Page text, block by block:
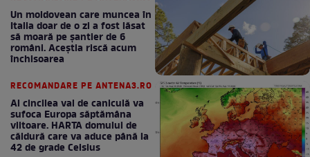
Un moldovean care muncea în
Italia doar de o zi a fost lăsat
să moară pe şantier de 6
români. Aceștia riscă acum
închisoarea
RECOMANDARE PE ANTENA3.RO
Al cincilea val de caniculă va
sufoca Europa săptămâna
viitoare. HARTA domului de
căldură care va aduce până la
42 de grade Celsius